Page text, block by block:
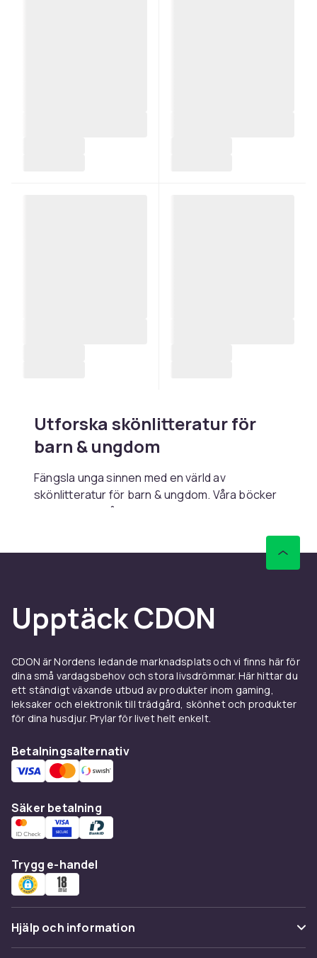
Utforska skönlitteratur för
barn & ungdom
Fängsla unga sinnen med en värld av
skönlitteratur för barn & ungdom. Våra böcker
erbjuder allt från spännande äventyr till
Inom vårt sortiment hittar du böcker för alla
färgglada och lättlästa böcker, medan äldre
barn och tonåringar kan fördjupa sig i mer
komplexa historier med djupa teman. Oavsett
om det är fantasy, äventyr, drama eller humor
som lockar, finns det något att erbjuda varje
ung läsare.
Att läsa skönlitteratur främjar inte bara
dörrar till nya världar och perspektiv. Se alla
produkter och hitta den perfekta boken som
kan väcka läslusten i ditt barn.
Handla här och upptäck det bästa inom
skönlitteratur för barn & ungdom. Ge ditt barn
läsäventyr idag!
Upptäck CDON
CDON är Nordens ledande marknadsplats och vi finns här för
dina små vardagsbehov och stora livsdrömmar. Här hittar du
ett ständigt växande utbud av produkter inom gaming,
leksaker och elektronik till trädgård, skönhet och produkter
för dina husdjur. Prylar för livet helt enkelt.
Betalningsalternativ
Säker betalning
Trygg e-handel
Hjälp och information